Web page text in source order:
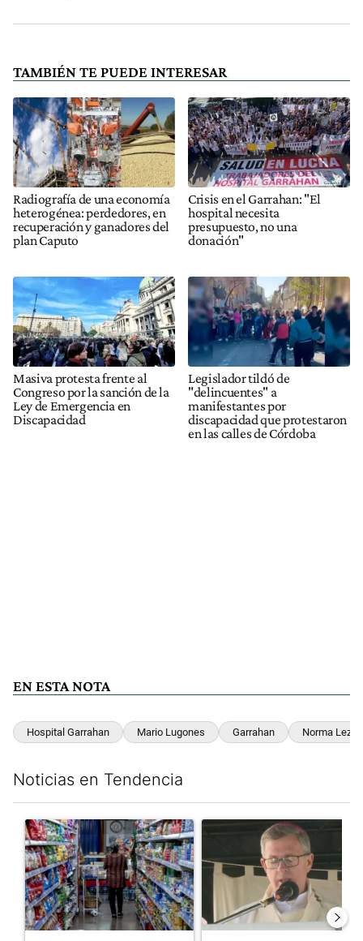
TAMBIÉN TE PUEDE INTERESAR
Radiografía de una economía
heterogénea: perdedores, en
recuperación y ganadores del
plan Caputo
Crisis en el Garrahan: "El
hospital necesita
presupuesto, no una
donación"
Masiva protesta frente al
Congreso por la sanción de la
Ley de Emergencia en
Discapacidad
Legislador tildó de
"delincuentes" a
manifestantes por
discapacidad que protestaron
en las calles de Córdoba
EN ESTA NOTA
Hospital Garrahan Mario Lugones Garrahan Norma
Noticias en Tendencia
Un artículo de tendencia con el título "La inflación en CABA
Un artículo de tendencia con